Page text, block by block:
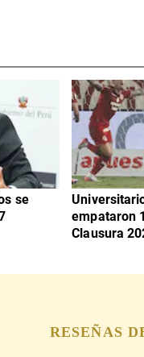
se
empataron
Clausura